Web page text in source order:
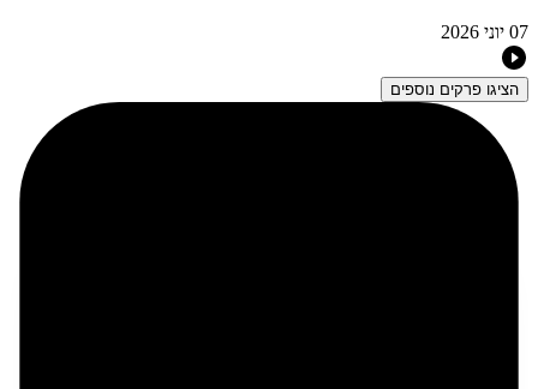
07 יוני 2026
הציגו פרקים נוספים